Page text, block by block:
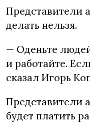
Представители
делать нельзя.
— Оденьте
и работайте.
сказал Игорь
Представители
будет платить